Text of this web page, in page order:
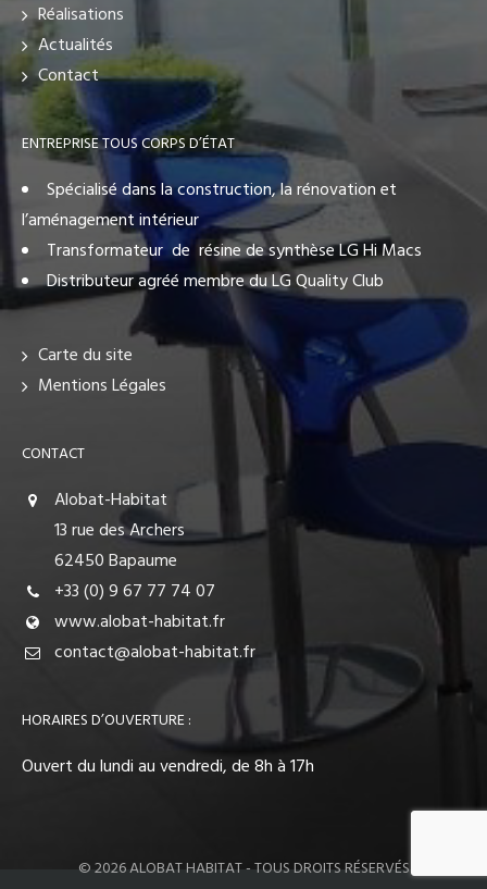
Réalisations
Actualités
Contact
ENTREPRISE TOUS CORPS D’ÉTAT
Spécialisé dans la construction, la rénovation et
l’aménagement intérieur
Transformateur de résine de synthèse LG Hi Macs
Distributeur agréé membre du LG Quality Club
Carte du site
Mentions Légales
CONTACT
Alobat-Habitat
13 rue des Archers
62450 Bapaume
+33 (0) 9 67 77 74 07
www.alobat-habitat.fr
contact@alobat-habitat.fr
HORAIRES D’OUVERTURE :
Ouvert du lundi au vendredi, de 8h à 17h